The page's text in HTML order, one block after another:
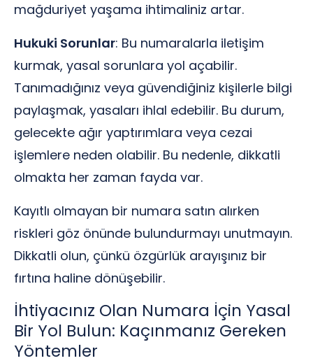
mağduriyet yaşama ihtimaliniz artar.
Hukuki Sorunlar: Bu numaralarla iletişim
kurmak, yasal sorunlara yol açabilir.
Tanımadığınız veya güvendiğiniz kişilerle bilgi
paylaşmak, yasaları ihlal edebilir. Bu durum,
gelecekte ağır yaptırımlara veya cezai
işlemlere neden olabilir. Bu nedenle, dikkatli
olmakta her zaman fayda var.
Kayıtlı olmayan bir numara satın alırken
riskleri göz önünde bulundurmayı unutmayın.
Dikkatli olun, çünkü özgürlük arayışınız bir
fırtına haline dönüşebilir.
İhtiyacınız Olan Numara İçin Yasal
Bir Yol Bulun: Kaçınmanız Gereken
Yöntemler